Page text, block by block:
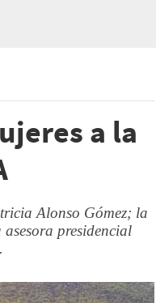
a la
Alonso Gómez; la
presidencial